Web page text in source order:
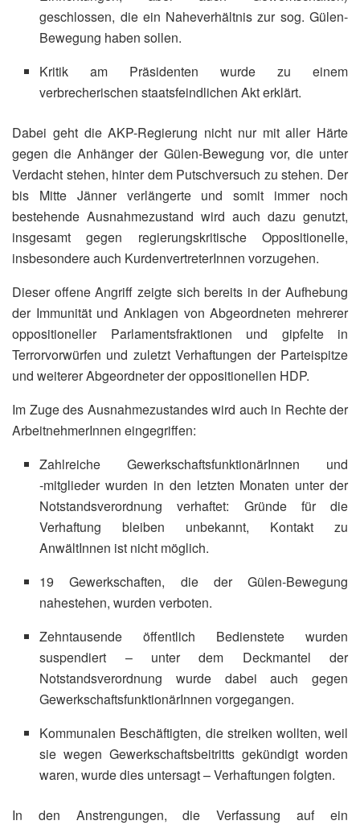
geschlossen, die ein Naheverhältnis zur sog. Gülen-
Bewegung haben sollen.
Kritik am Präsidenten wurde zu einem
verbrecherischen staatsfeindlichen Akt erklärt.
Dabei geht die AKP-Regierung nicht nur mit aller Härte
gegen die Anhänger der Gülen-Bewegung vor, die unter
Verdacht stehen, hinter dem Putschversuch zu stehen. Der
bis Mitte Jänner verlängerte und somit immer noch
bestehende Ausnahmezustand wird auch dazu genutzt,
insgesamt gegen regierungskritische Oppositionelle,
insbesondere auch KurdenvertreterInnen vorzugehen.
Dieser offene Angriff zeigte sich bereits in der Aufhebung
der Immunität und Anklagen von Abgeordneten mehrerer
oppositioneller Parlamentsfraktionen und gipfelte in
Terrorvorwürfen und zuletzt Verhaftungen der Parteispitze
und weiterer Abgeordneter der oppositionellen HDP.
Im Zuge des Ausnahmezustandes wird auch in Rechte der
ArbeitnehmerInnen eingegriffen:
Zahlreiche GewerkschaftsfunktionärInnen und
‑mitglieder wurden in den letzten Monaten unter der
Notstandsverordnung verhaftet: Gründe für die
Verhaftung bleiben unbekannt, Kontakt zu
AnwältInnen ist nicht möglich.
19 Gewerkschaften, die der Gülen-Bewegung
nahestehen, wurden verboten.
Zehntausende öffentlich Bedienstete wurden
suspendiert – unter dem Deckmantel der
Notstandsverordnung wurde dabei auch gegen
GewerkschaftsfunktionärInnen vorgegangen.
Kommunalen Beschäftigten, die streiken wollten, weil
sie wegen Gewerkschaftsbeitritts gekündigt worden
waren, wurde dies untersagt – Verhaftungen folgten.
In den Anstrengungen, die Verfassung auf ein